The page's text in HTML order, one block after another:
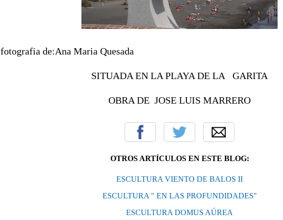
fotografia de:Ana Maria Quesada
SITUADA EN LA PLAYA DE LA GARITA
OBRA DE JOSE LUIS MARRERO
OTROS ARTÍCULOS EN ESTE BLOG:
ESCULTURA VIENTO DE BALOS II
ESCULTURA " EN LAS PROFUNDIDADES"
ESCULTURA DOMUS AÚREA